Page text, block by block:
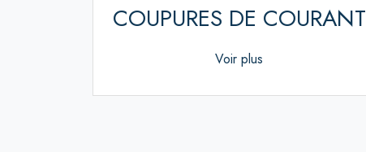
COUPURES DE COURANT
Voir plus